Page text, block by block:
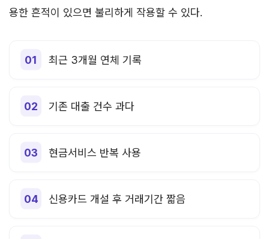
용한 흔적이 있으면 불리하게 작용할 수 있다.
최근 3개월 연체 기록
기존 대출 건수 과다
현금서비스 반복 사용
신용카드 개설 후 거래기간 짧음